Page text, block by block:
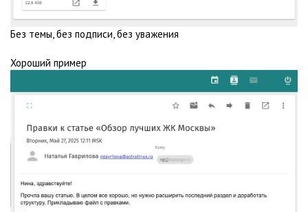
Без темы, без подписи, без уважения
Хороший пример